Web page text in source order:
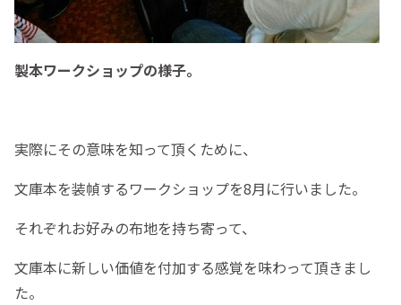
製本ワークショップの様子。
実際にその意味を知って頂くために、
文庫本を装幀するワークショップを8月に行いました。
それぞれお好みの布地を持ち寄って、
文庫本に新しい価値を付加する感覚を味わって頂きまし
た。